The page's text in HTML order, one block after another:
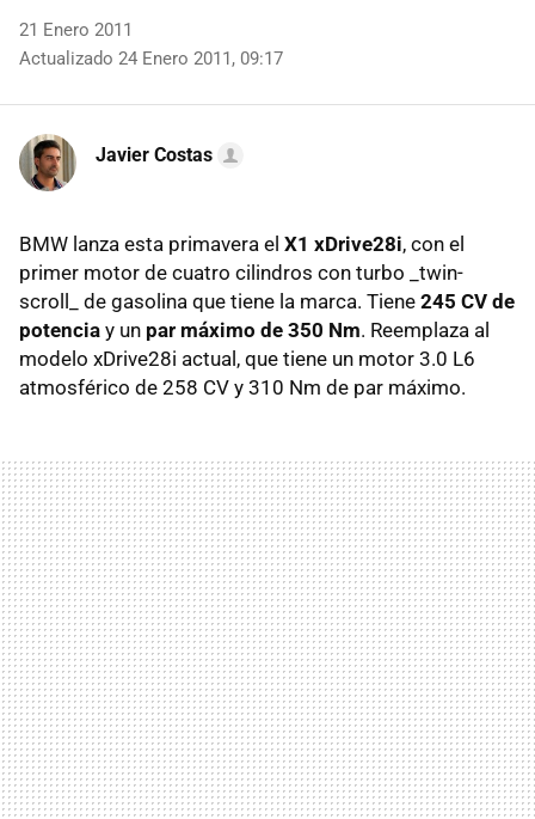
21 Enero 2011
Actualizado 24 Enero 2011, 09:17
Javier Costas
BMW lanza esta primavera el X1 xDrive28i, con el
primer motor de cuatro cilindros con turbo _twin-
scroll_ de gasolina que tiene la marca. Tiene 245 CV de
potencia y un par máximo de 350 Nm. Reemplaza al
modelo xDrive28i actual, que tiene un motor 3.0 L6
atmosférico de 258 CV y 310 Nm de par máximo.